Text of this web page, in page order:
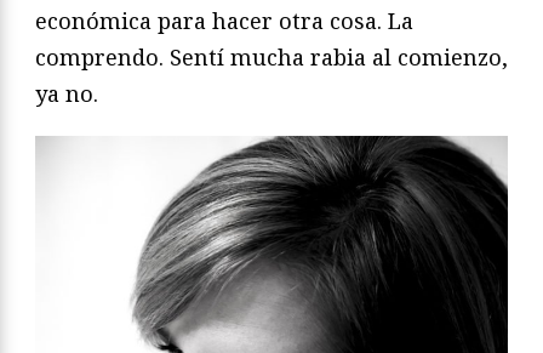
económica para hacer otra cosa. La
comprendo. Sentí mucha rabia al comienzo,
ya no.